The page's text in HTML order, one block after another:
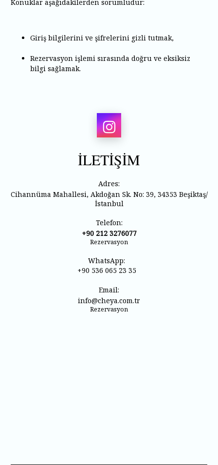
Konuklar aşağıdakilerden sorumludur:
Giriş bilgilerini ve şifrelerini gizli tutmak,
Rezervasyon işlemi sırasında doğru ve eksiksiz
bilgi sağlamak.
İLETİŞİM
Adres:
Cihannüma Mahallesi, Akdoğan Sk. No: 39, 34353 Beşiktaş/
İstanbul
Telefon:
+90 212 3276077
Rezervasyon
WhatsApp:
+90 536 065 23 35
Email:
info@cheya.com.tr
Rezervasyon